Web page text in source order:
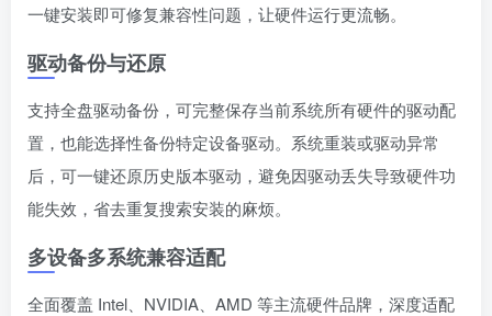
一键安装即可修复兼容性问题，让硬件运行更流畅。
驱动备份与还原
支持全盘驱动备份，可完整保存当前系统所有硬件的驱动配
置，也能选择性备份特定设备驱动。系统重装或驱动异常
后，可一键还原历史版本驱动，避免因驱动丢失导致硬件功
能失效，省去重复搜索安装的麻烦。
多设备多系统兼容适配
全面覆盖 Intel、NVIDIA、AMD 等主流硬件品牌，深度适配